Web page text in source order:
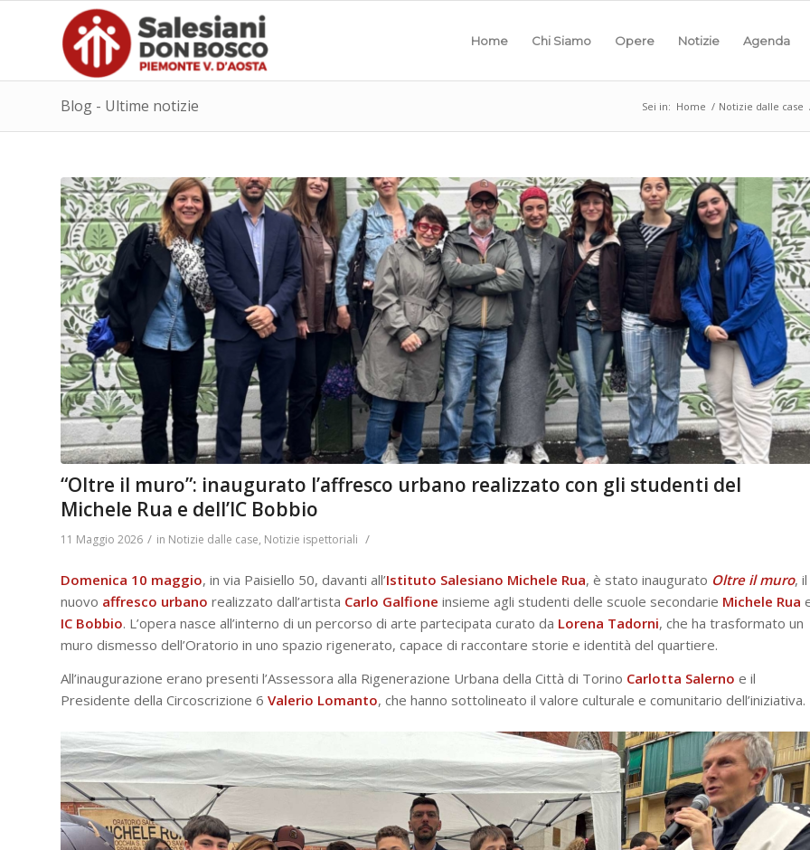
Home Chi Siamo Opere Notizie Agenda
Blog - Ultime notizie Sei in: Home / Notizie dalle case
“Oltre il muro”: inaugurato l’affresco urbano realizzato con gli studenti del
Michele Rua e dell’IC Bobbio
11 Maggio 2026 / in Notizie dalle case, Notizie ispettoriali /
Domenica 10 maggio, in via Paisiello 50, davanti all’Istituto Salesiano Michele Rua, è stato inaugurato Oltre il muro, il
nuovo affresco urbano realizzato dall’artista Carlo Galfione insieme agli studenti delle scuole secondarie Michele Rua
IC Bobbio. L’opera nasce all’interno di un percorso di arte partecipata curato da Lorena Tadorni, che ha trasformato un
muro dismesso dell’Oratorio in uno spazio rigenerato, capace di raccontare storie e identità del quartiere.
All’inaugurazione erano presenti l’Assessora alla Rigenerazione Urbana della Città di Torino Carlotta Salerno e il
Presidente della Circoscrizione 6 Valerio Lomanto, che hanno sottolineato il valore culturale e comunitario dell’iniziativa.